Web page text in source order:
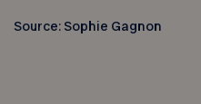
Source: Sophie Gagnon